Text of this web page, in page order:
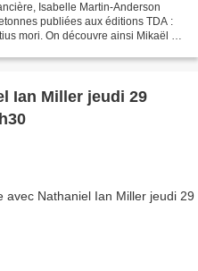
Isabelle Martin-Anderson
publiées aux éditions TDA :
mori. On découvre ainsi Mikaël Le
Ian Miller jeudi 29